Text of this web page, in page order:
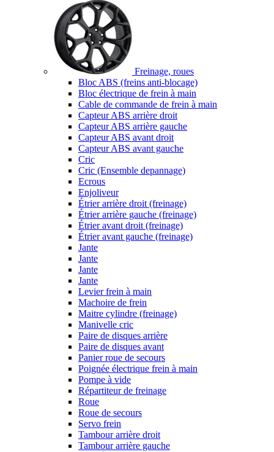
Freinage, roues
Bloc ABS (freins anti-blocage)
Bloc électrique de frein à main
Cable de commande de frein à main
Capteur ABS arrière droit
Capteur ABS arrière gauche
Capteur ABS avant droit
Capteur ABS avant gauche
Cric
Cric (Ensemble depannage)
Ecrous
Enjoliveur
Étrier arrière droit (freinage)
Étrier arrière gauche (freinage)
Étrier avant droit (freinage)
Étrier avant gauche (freinage)
Jante
Jante
Jante
Jante
Levier frein à main
Machoire de frein
Maitre cylindre (freinage)
Manivelle cric
Paire de disques arrière
Paire de disques avant
Panier roue de secours
Poignée électrique frein à main
Pompe à vide
Répartiteur de freinage
Roue
Roue de secours
Servo frein
Tambour arrière droit
Tambour arrière gauche